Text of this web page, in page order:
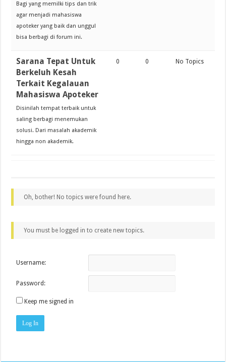
Bagi yang memilki tips dan trik
agar menjadi mahasiswa
apoteker yang baik dan unggul
bisa berbagi di forum ini.
Sarana Tepat Untuk
Berkeluh Kesah
Terkait Kegalauan
Mahasiswa Apoteker
Disinilah tempat terbaik untuk
saling berbagi menemukan
solusi. Dari masalah akademik
hingga non akademik.
0 0 No Topics
Oh, bother! No topics were found here.
You must be logged in to create new topics.
Username:
Password:
Keep me signed in
Log In